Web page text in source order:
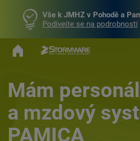
Vše k JMHZ v Pohodě a
Podívejte se na podrobnosti
Mám
a mzdový
PAMICA